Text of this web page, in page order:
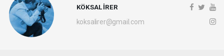
KÖKSAL İRER
koksalirer@gmail.com